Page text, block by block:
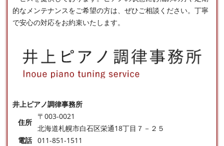
的なメンテナンスをご希望の方は、ぜひご相談ください。丁寧
で安心の対応をお約束いたします。
井上ピアノ調律事務所
住所
〒003-0021
北海道札幌市白石区栄通18丁目７－２５
電話 011-851-1511